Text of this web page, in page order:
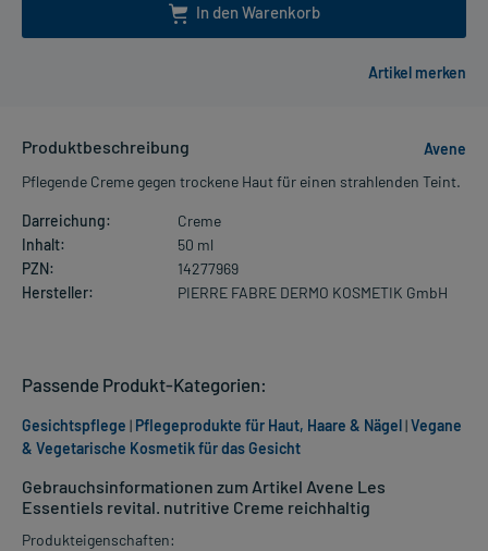
In den Warenkorb
Produktbeschreibung
Avene
Pflegende Creme gegen trockene Haut für einen strahlenden Teint.
Darreichung:
Creme
Inhalt:
50 ml
PZN:
14277969
Hersteller:
PIERRE FABRE DERMO KOSMETIK GmbH
Gebrauchsinformationen zum Artikel Avene Les
Essentiels revital. nutritive Creme reichhaltig
Produkteigenschaften:
Passende Produkt-Kategorien:
Gesichtspflege | Pflegeprodukte für Haut, Haare & Nägel|Vegane
& Vegetarische Kosmetik für das Gesicht